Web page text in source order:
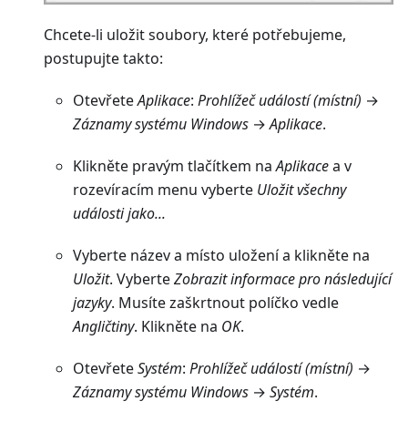
Chcete-li uložit soubory, které potřebujeme,
postupujte takto:
OtevřeteAplikace: Prohlížeč událostí (místní) →
Záznamy systému Windows →Aplikace.
Klikněte pravým tlačítkem naAplikacea v
rozevíracím menu vyberte Uložit všechny
události jako...
Vyberte název a místo uložení a klikněte na
Uložit. VyberteZobrazit informace pro následující
jazyky. Musíte zaškrtnout políčko vedle
Angličtiny. Klikněte na OK.
OtevřeteSystém: Prohlížeč událostí (místní) →
Záznamy systému Windows → Systém.